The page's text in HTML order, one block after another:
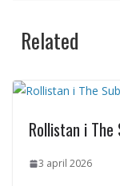
Related
Rollistan i The
3 april 2026